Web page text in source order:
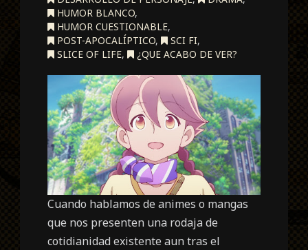
HUMOR BLANCO,
HUMOR CUESTIONABLE,
POST-APOCALÍPTICO, SCI FI,
SLICE OF LIFE, ¿QUE ACABO DE VER?
Cuando hablamos de animes o mangas
que nos presenten una rodaja de
cotidianidad existente aun tras el